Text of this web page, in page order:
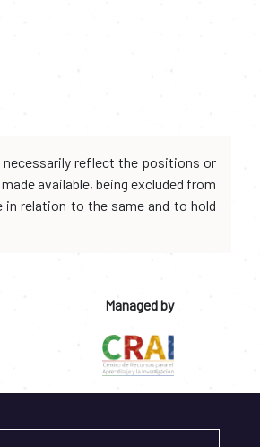
necessarily reflect the positions or
available, being excluded from
relation to the same and to hold
Managed by